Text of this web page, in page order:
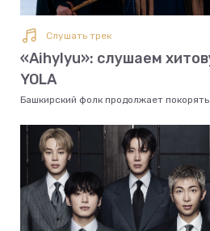
Слушать трек
«Aihylyu»: слушаем
YOLA
Башкирский фолк продолжает